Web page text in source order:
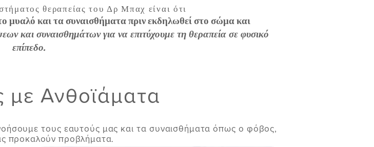
θεραπείας του Δρ Μπαχ είναι ότι
μυαλό και τα συναισθήματα πριν εκδηλωθεί στο σώμα και
και συναισθημάτων για να επιτύχουμε τη θεραπεία σε φυσικό
επίπεδο.
με Ανθοϊάματα
τους εαυτούς μας και τα συναισθήματα όπως ο φόβος,
προκαλούν προβλήματα.